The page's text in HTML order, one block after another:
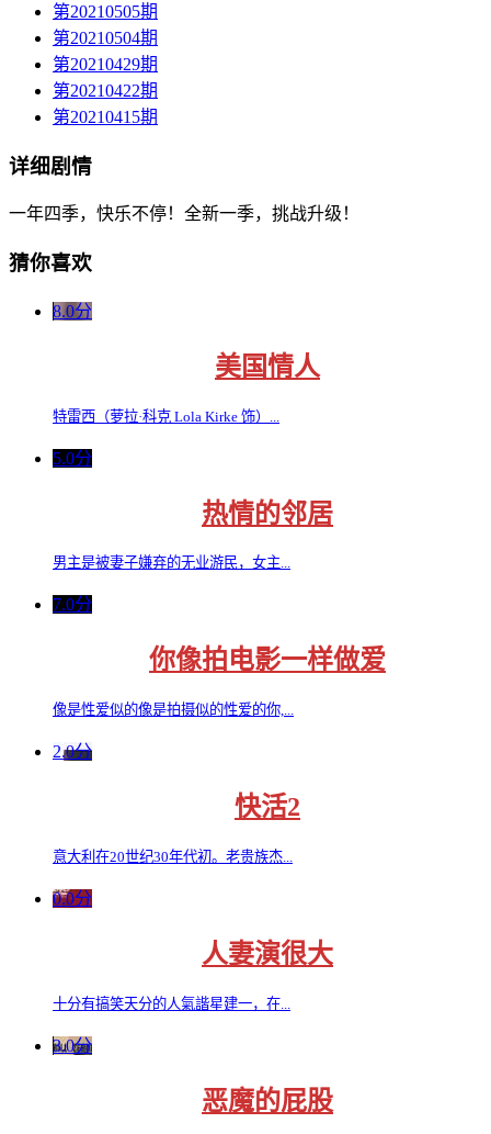
第20210505期
第20210504期
第20210429期
第20210422期
第20210415期
详细剧情
一年四季，快乐不停！全新一季，挑战升级！
猜你喜欢
8.0分
美国情人
特雷西（萝拉·科克 Lola Kirke 饰）...
5.0分
热情的邻居
男主是被妻子嫌弃的无业游民，女主...
7.0分
你像拍电影一样做爱
像是性爱似的像是拍摄似的性爱的你,...
2.0分
快活2
意大利在20世纪30年代初。老贵族杰...
0.0分
人妻演很大
十分有搞笑天分的人氣諧星建一，在...
3.0分
恶魔的屁股